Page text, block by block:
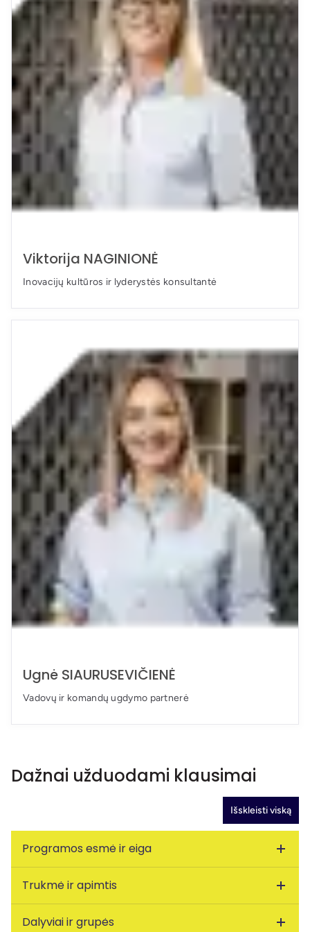
Viktorija NAGINIONĖ
Inovacijų kultūros ir lyderystės konsultantė
Ugnė SIAURUSEVIČIENĖ
Vadovų ir komandų ugdymo partnerė
Dažnai užduodami klausimai
Išskleisti viską
Programos esmė ir eiga
Ar galime gauti mokymus, adaptuotus pagal mūsų įmonės
Ar tikrai viskas prasideda nuo diagnostinės sesijos?
Taip. Diagnostinė sesija yra pirmasis žingsnis, leidžiantis
Trukmė ir apimtis
Kiek laiko truks programa?
Dalyviai ir grupės